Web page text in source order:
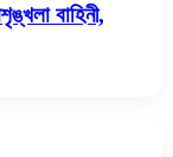
বাহিনী,